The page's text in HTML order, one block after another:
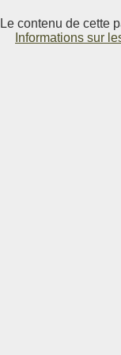
Le contenu de cette
Informations sur